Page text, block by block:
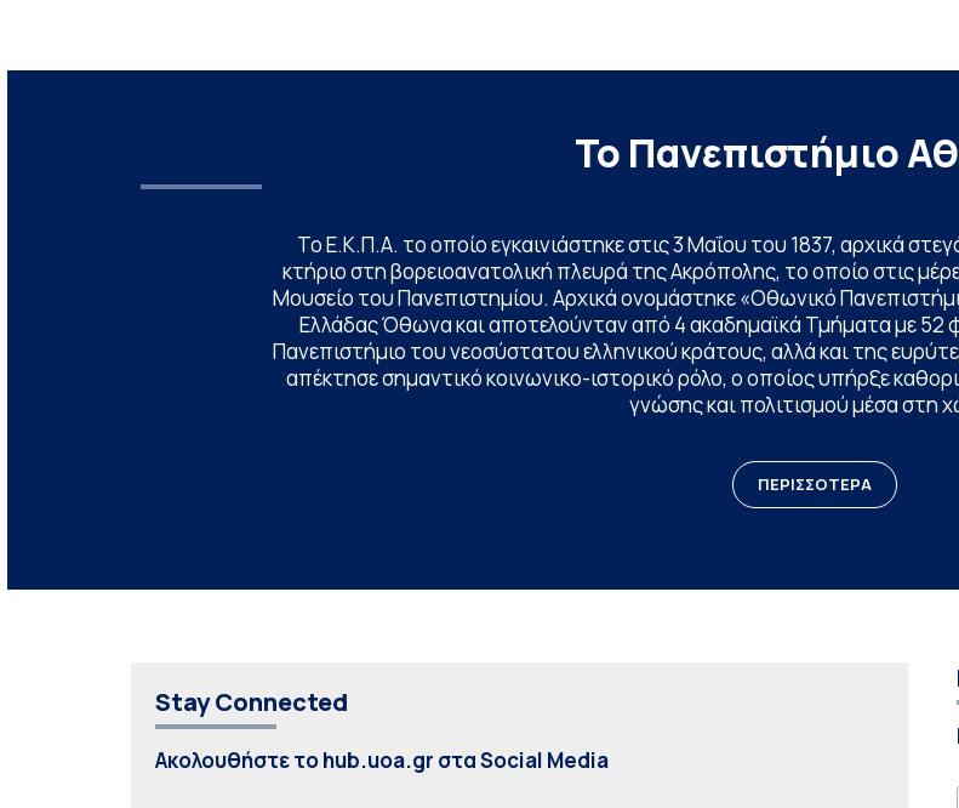
Το Πανεπιστήμιο
Το Ε.Κ.Π.Α. το οποίο εγκαινιάστηκε στις 3 Μαΐου του 1837, αρχικά
κτήριο στη βορειοανατολική πλευρά της Ακρόπολης, το οποίο στις
Μουσείο του Πανεπιστημίου. Αρχικά ονομάστηκε «Οθωνικό
Ελλάδας Όθωνα και αποτελούνταν από 4 ακαδημαϊκά Τμήματα με
Πανεπιστήμιο του νεοσύστατου ελληνικού κράτους, αλλά και της
απέκτησε σημαντικό κοινωνικο-ιστορικό ρόλο, ο οποίος υπήρξε
γνώσης και πολιτισμού μέσα στη
ΠΕΡΙΣΣΟΤΕΡΑ
Stay Connected
Ακολουθήστε το hub.uoa.gr στα Social Media